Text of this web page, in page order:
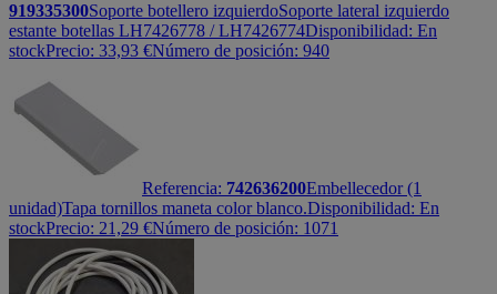
919335300Soporte botellero izquierdoSoporte lateral izquierdo
estante botellas LH7426778 / LH7426774Disponibilidad: En
stockPrecio: 33,93 €Número de posición: 940
Referencia: 742636200Embellecedor (1
unidad)Tapa tornillos maneta color blanco.Disponibilidad: En
stockPrecio: 21,29 €Número de posición: 1071